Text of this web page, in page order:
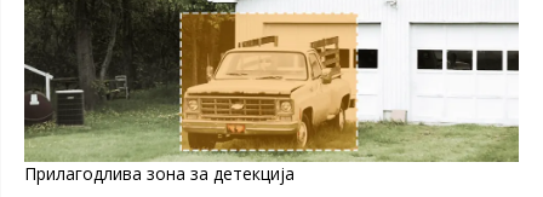
Прилагодлива зона за детекција